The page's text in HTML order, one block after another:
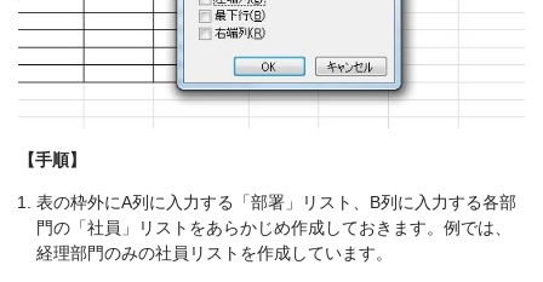
【手順】
表の枠外にA列に入力する「部署」リスト、B列に入力する各部
門の「社員」リストをあらかじめ作成しておきます。例では、
経理部門のみの社員リストを作成しています。